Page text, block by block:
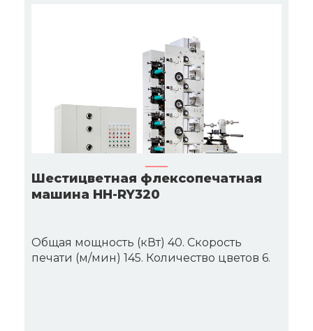
Шестицветная флексопечатная
машина HH-RY320
Общая мощность (кВт) 40. Скорость
печати (м/мин) 145. Количество цветов 6.